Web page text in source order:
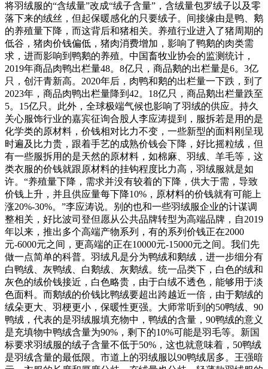
将羽绒服的“含绒量”改成“绒子含量”，含绒量包罗绒子以及零
落下来的绒丝，但起保暖感化的只要绒子。间接缘由是鸭、鹅
的养殖量下降，而这背后和猪相关。养殖行业进入了猪周期的
低谷，猪肉价钱偏低，猪肉消费增加，影响了鸭鹅的肉类需
求，进而影响到鸭鹅的养殖。中国畜牧业协会的监测统计，
2019年商品肉鸭出栏量48。8亿只，商品鹅的出栏量是6。3亿
只，创汗青新高。2020年后，肉鸭和鹅的出栏量一下跌，到了
2023年，商品肉鸭出栏量降到42。18亿只，商品鹅出栏量跌至
5。15亿只。此外，全球极端气候也影响了羽绒的供应。持久
关心服饰行业的嘉宾征询合股人李应涛提到，服拆若是用的是
化学类的原材料，价钱相对比力不变，一些新型的面料刚呈现
时遍及比力贵，跟着手艺的成熟价钱会下降，好比摇粒绒，但
有一些服拆用的是天然的原材料，如棉麻、羽绒、羊毛等，这
类衣服的价钱就跟原材料的挂钩程度比力高，羽绒服就是如
许。“养殖量下降，需求并没有较着的下降，供大于需，导致
价钱上升，并且供应量每下降10%，原材料的价钱就有可能上
涨20%-30%。”李应涛说。别的也和一些羽绒服企业的计谋调
整相关，好比波司登但愿从公共品牌转型为高端品牌，自2019
年以来，推出多个高端产物系列，有的系列价钱正在2000
元-6000元之间，更高端的正在10000元-15000元之间。我们先
做一点简单的科普。羽绒凡是分为鸭绒和鹅绒，进一步细分有
白鸭绒、灰鸭绒、白鹅绒、灰鹅绒。统一品类下，白色的绒和
灰色的绒价钱接近，白色略贵，由于白绒不透色，能够用于淡
色面料。而鹅绒的价钱比鸭绒要超出跨越近一倍，由于鹅绒的
绒朵更大、羽梗更小，保暖性更强。大师常听到的50鸭绒、90
鸭绒，代表的是羽绒服填充物中，鸭绒的含量，90鸭绒的意义
是充填物中鸭绒含量为90%，剩下的10%可能是羽毛等。新国
标要求羽绒服的绒子含量不低于50%，这也就意味着，50鸭绒
是羽绒含量的最低限。市道上的羽绒服以90鸭绒居多。王强暗